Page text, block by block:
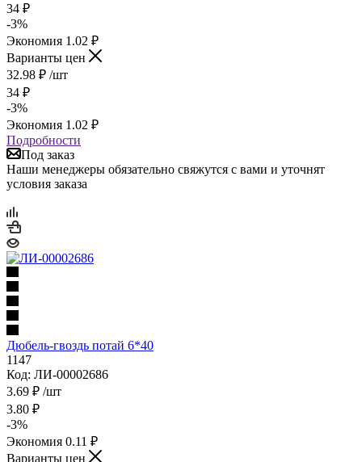
34 ₽
-3%
Экономия 1.02 ₽
Варианты цен
32.98 ₽ /шт
34 ₽
-3%
Экономия 1.02 ₽
Подробности
Под заказ
Наши менеджеры обязательно свяжутся с вами и уточнят
условия заказа
Дюбель-гвоздь потай 6*40
1147
Код: ЛИ-00002686
3.69 ₽ /шт
3.80 ₽
-3%
Экономия 0.11 ₽
Варианты цен